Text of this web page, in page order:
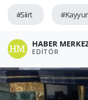
#Siirt
HABER
EDITÖR